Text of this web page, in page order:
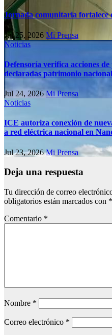
Jornada comunitaria
Jul 25, 2026 Mi Prensa
Noticias
Defensoría verifica acciones
declaradas patrimonio nacional
Jul 24, 2026Mi Prensa
Noticias
ICE autoriza conexión de
a red eléctrica nacional en
Jul 23, 2026Mi Prensa
Deja una respuesta
Tu dirección de correo
obligatorios están marcados con *
Comentario *
Nombre *
Correo electrónico *